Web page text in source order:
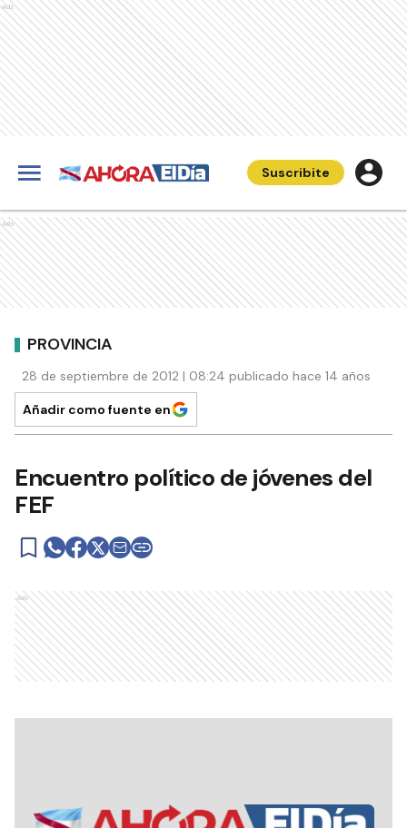
Ads
Suscribite
Ads
PROVINCIA
28 de septiembre de 2012 | 08:24 publicado hace 14 años
Añadir como fuente en
Encuentro político de jóvenes del
FEF
Ads